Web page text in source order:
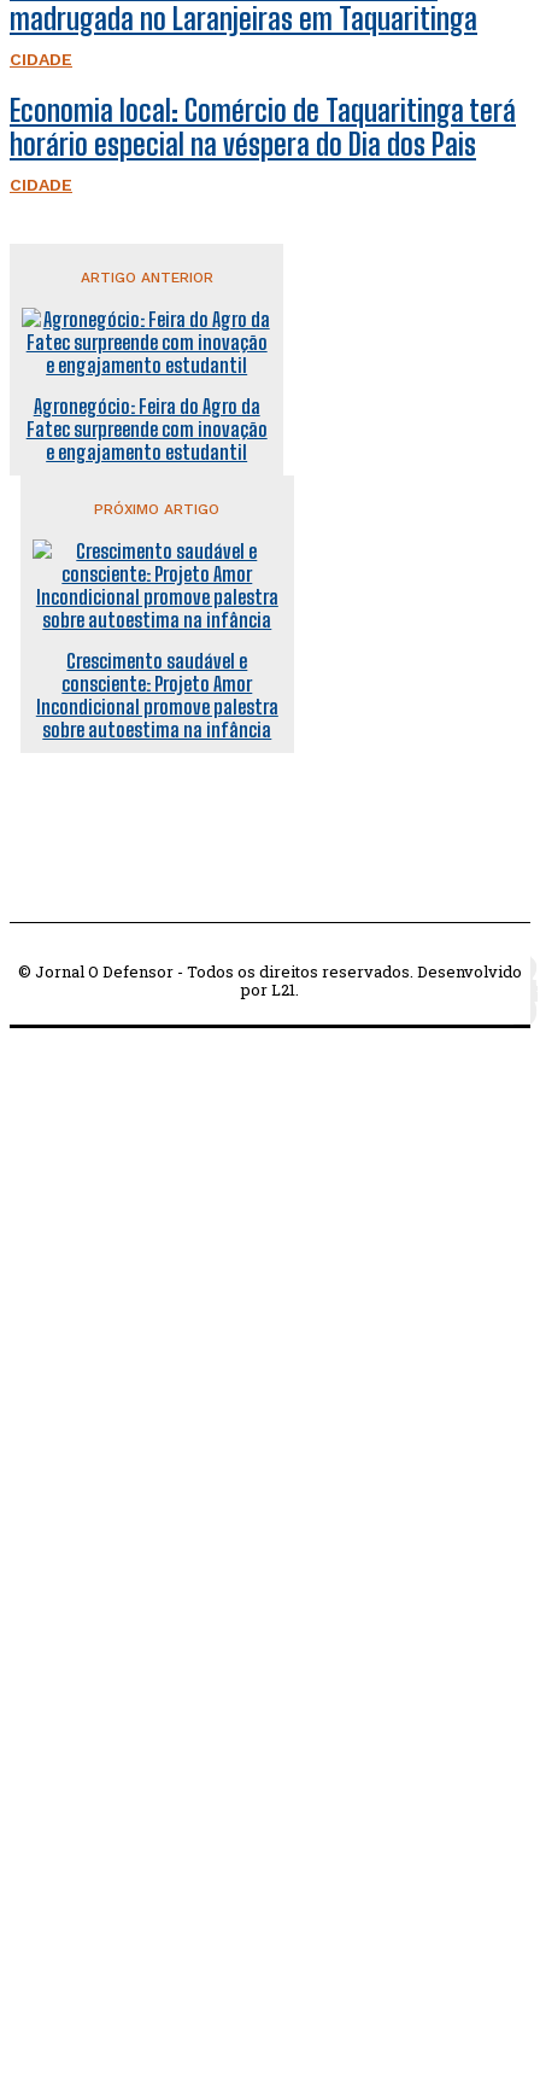
madrugada no Laranjeiras em Taquaritinga
CIDADE
Economia local: Comércio de Taquaritinga terá
horário especial na véspera do Dia dos Pais
CIDADE
ARTIGO ANTERIOR
Agronegócio: Feira do Agro da
Fatec surpreende com inovação
e engajamento estudantil
PRÓXIMO ARTIGO
Crescimento saudável e
consciente: Projeto Amor
Incondicional promove palestra
sobre autoestima na infância
© Jornal O Defensor - Todos os direitos reservados. Desenvolvido
por L21.